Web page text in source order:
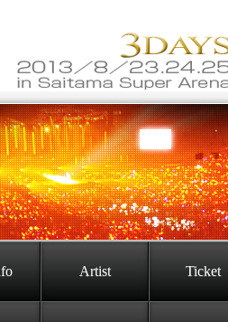
Artist Ticket